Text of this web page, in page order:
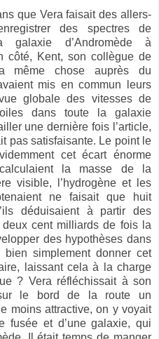
que Vera faisait des allers-
des spectres de
d’Andromède à
côté, Kent, son collègue de
même chose auprès du
mis en commun leurs
globale des vitesses de
dans toute la galaxie
une dernière fois l’article,
pas satisfaisante. Le point le
cet écart énorme
calculaient la masse de la
visible, l’hydrogène et les
ne faisait que huit
déduisaient à partir des
cent milliards de fois la
des hypothèses dans
simplement donner cet
laissant cela à la charge
? Vera réfléchissait à son
sur le bord de la route un
moins attractive, on y voyait
fusée et d’une galaxie, qui